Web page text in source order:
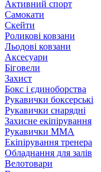
Активний спорт
Самокати
Скейти
Роликові ковзани
Льодові ковзани
Аксесуари
Біговели
Захист
Бокс і єдиноборства
Рукавички боксерські
Рукавички снарядні
Захисне екіпірування
Рукавички ММА
Екіпірування тренера
Обладнання для залів
Велотовари